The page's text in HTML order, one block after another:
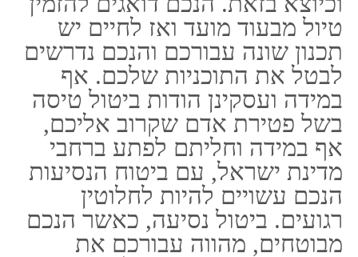
פספורטכארד
ביטוח נסיעות לחול
ביטוח טיסה
חברת ביטוח פספורטכארד
ביטוח רפואי לחו"ל
האתר נבנה ע"י קידום פלוס
בניית אתרים וקידום אתרים